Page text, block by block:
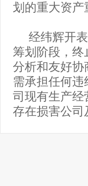
划的重大资产
经纬辉开
筹划阶段，
分析和友好协
需承担任何
司现有生产经
存在损害公司